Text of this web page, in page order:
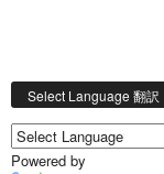
Select Language 翻訳
Powered by